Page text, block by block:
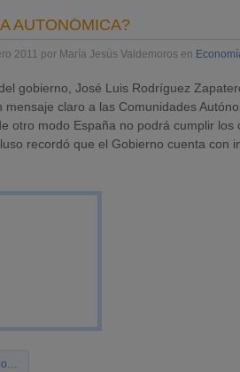
AUTONÓMICA?
2011 por María Jesús Valdemoros en
gobierno, José Luis Rodríguez
mensaje claro a las Comunidades
otro modo España no podrá cumplir
recordó que el Gobierno cuenta con